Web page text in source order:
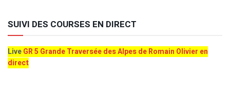
SUIVI DES COURSES EN DIRECT
LiveGR 5 Grande Traversée des Alpes de Romain Olivier en
direct